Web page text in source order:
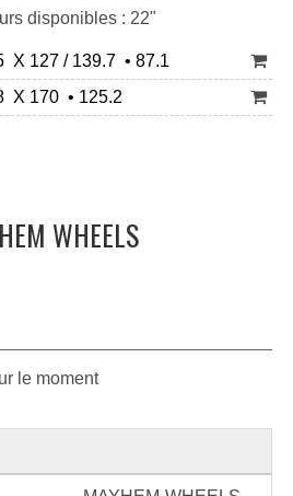
disponibles : 22"
X 127 / 139.7 • 87.1
X 170 • 125.2
WHEELS
le moment